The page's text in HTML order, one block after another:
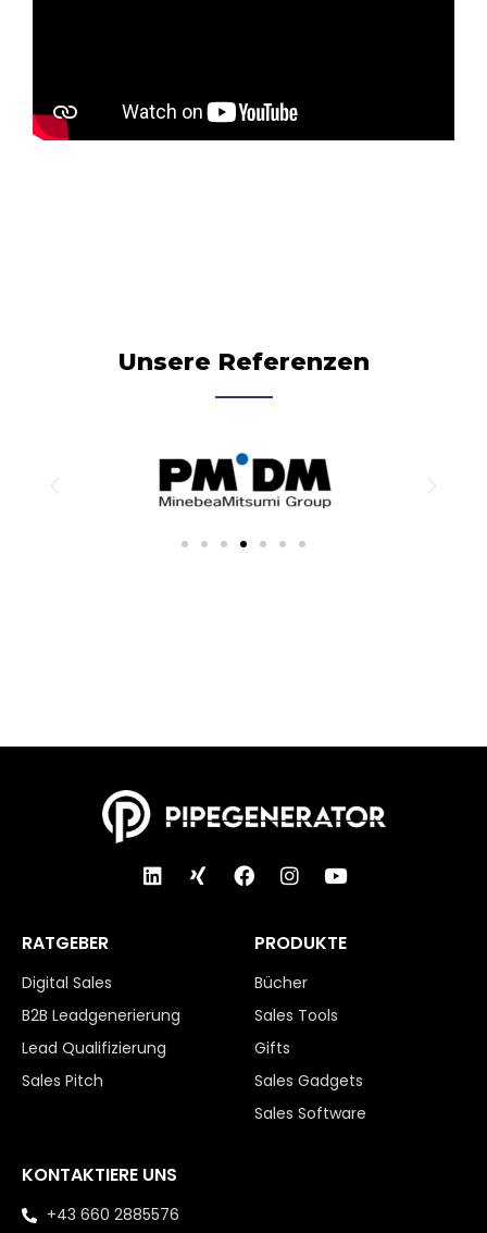
Unsere Referenzen
RATGEBER
Digital Sales
B2B Leadgenerierung
Lead Qualifizierung
Sales Pitch
PRODUKTE
Bücher
Sales Tools
Gifts
Sales Gadgets
Sales Software
KONTAKTIERE UNS
+43 660 2885576